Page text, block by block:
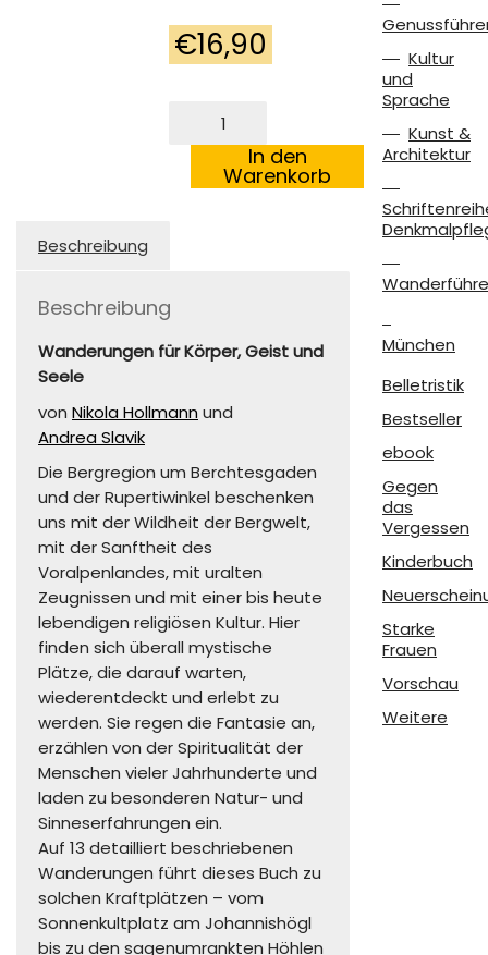
€16,90
Berchtesgadener
und
In den
Warenkorb
Beschreibung
Beschreibung
Wanderungen für Körper, Geist und
Seele
von Nikola Hollmann und
Andrea Slavik
Die Bergregion um Berchtesgaden
und der Rupertiwinkel beschenken
uns mit der Wildheit der Bergwelt,
mit der Sanftheit des
Voralpenlandes, mit uralten
Zeugnissen und mit einer bis heute
lebendigen religiösen Kultur. Hier
finden sich überall mystische
Plätze, die darauf warten,
wiederentdeckt und erlebt zu
werden. Sie regen die Fantasie an,
erzählen von der Spiritualität der
Menschen vieler Jahrhunderte und
laden zu besonderen Natur- und
Sinneserfahrungen ein.
Auf 13 detailliert beschriebenen
Wanderungen führt dieses Buch zu
solchen Kraftplätzen – vom
Sonnenkultplatz am Johannishögl
bis zu den sagenumrankten Höhlen
Kultur
und
Sprache
Kunst &
Architektur
München
Belletristik
Bestseller
ebook
Gegen
das
Vergessen
Kinderbuch
Starke
Frauen
Vorschau
Weitere